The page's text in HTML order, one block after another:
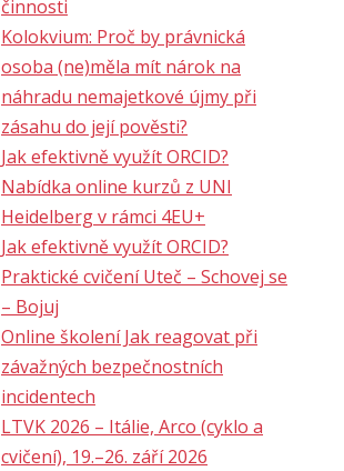
činnosti
Kolokvium: Proč by právnická
osoba (ne)měla mít nárok na
náhradu nemajetkové újmy při
zásahu do její pověsti?
Jak efektivně využít ORCID?
Nabídka online kurzů z UNI
Heidelberg v rámci 4EU+
Jak efektivně využít ORCID?
Praktické cvičení Uteč – Schovej se
– Bojuj
Online školení Jak reagovat při
závažných bezpečnostních
incidentech
LTVK 2026 – Itálie, Arco (cyklo a
cvičení), 19.–26. září 2026